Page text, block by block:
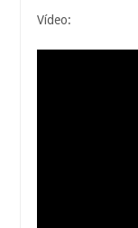
Vídeo: